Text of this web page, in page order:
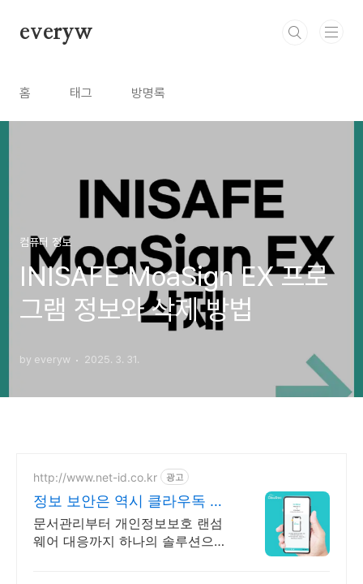
everyw
홈 태그 방명록
컴퓨터 정보
INISAFE MoaSign EX 프로
그램 정보와 삭제 방법
by everyw 2025. 3. 31.
http://www.net-id.co.kr 광고
정보 보안은 역시 클라우독 문
서중앙화 솔루션
문서관리부터 개인정보보호 랜섬
웨어 대응까지 하나의 솔루션으로,